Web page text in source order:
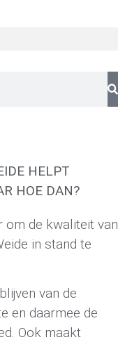
HELPT
HOE DAN?
om de kwaliteit van
in stand te
van de
en daarmee de
Ook maakt